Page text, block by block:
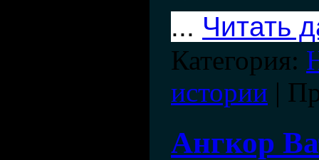
... Читать
Категория:
истории |
Ангкор